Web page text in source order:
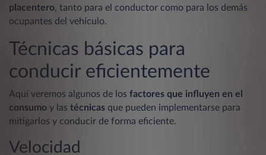
placentero, tanto para el conductor como para los demás
ocupantes del vehículo.
Técnicas básicas para
conducir eficientemente
Aquí veremos algunos de los factores que influyen en el
consumo y las técnicas que pueden implementarse para
mitigarlos y conducir de forma eficiente.
Velocidad